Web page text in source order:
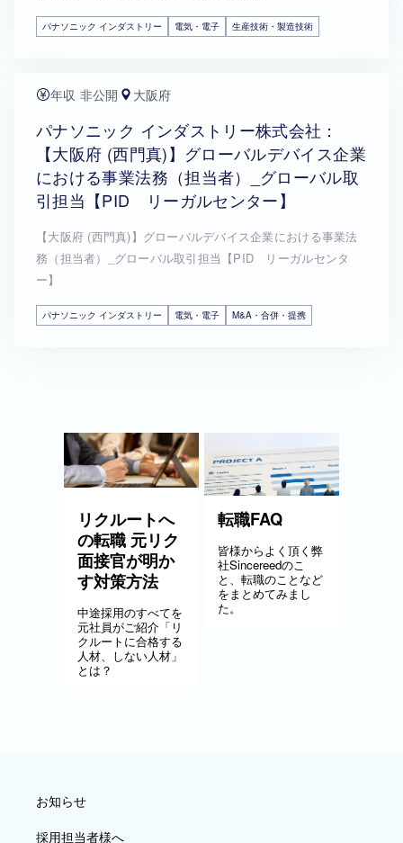
パナソニック インダストリー 電気・電子 生産技術・製造技術
年収 非公開 大阪府
パナソニック インダストリー株式会社：
【大阪府 (西門真)】グローバルデバイス企業
における事業法務（担当者）_グローバル取
引担当【PID リーガルセンター】
【大阪府 (西門真)】グローバルデバイス企業における事業法
務（担当者）_グローバル取引担当【PID リーガルセンタ
ー】
パナソニック インダストリー 電気・電子 M&A・合併・提携
リクルートへ
の転職 元リク
面接官が明か
す対策方法
中途採用のすべてを
元社員がご紹介「リ
クルートに合格する
人材、しない人材」
とは？
転職FAQ
皆様からよく頂く弊
社Sincereedのこ
と、転職のことなど
をまとめてみまし
た。
お知らせ
採用担当者様へ